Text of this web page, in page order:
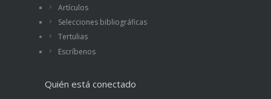
Artículos
Selecciones bibliográficas
Tertulias
Escríbenos
Quién está conectado